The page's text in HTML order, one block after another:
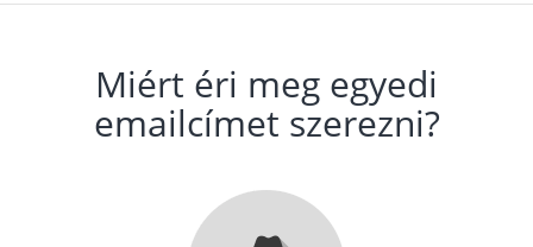
Miért éri meg egyedi
emailcímet szerezni?